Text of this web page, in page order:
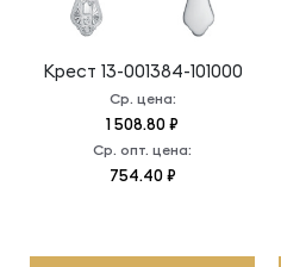
Крест 13-001384-101000
Ср. цена:
1 508.80 ₽
Ср. опт. цена:
754.40 ₽